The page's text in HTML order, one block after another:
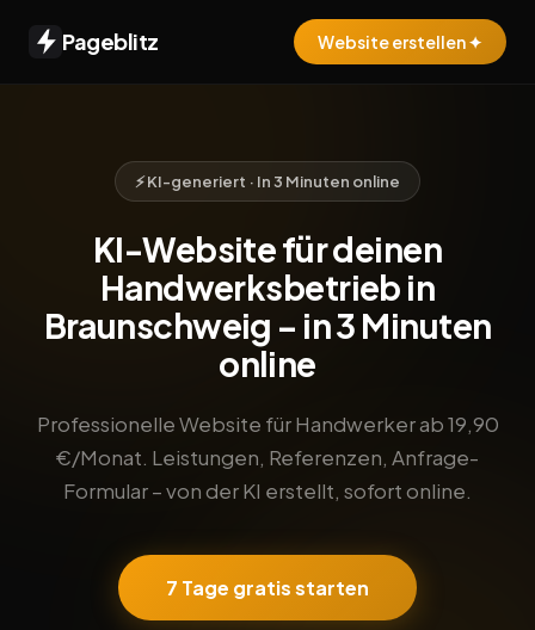
Pageblitz Website erstellen ✦
⚡ KI-generiert · In 3 Minuten online
KI-Website für deinen
Handwerksbetrieb in
Braunschweig – in 3 Minuten
online
Professionelle Website für Handwerker ab 19,90
€/Monat. Leistungen, Referenzen, Anfrage-
Formular – von der KI erstellt, sofort online.
7 Tage gratis starten